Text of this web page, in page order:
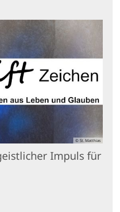
© St. Matthias
Impuls für